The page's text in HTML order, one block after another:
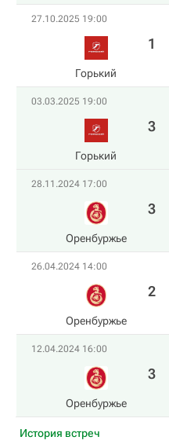
27.10.2025 19:00
Горький
1
03.03.2025 19:00
Горький
3
28.11.2024 17:00
Оренбуржье
3
26.04.2024 14:00
Оренбуржье
2
12.04.2024 16:00
Оренбуржье
3
История встреч